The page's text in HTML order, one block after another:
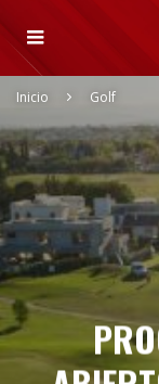
Inicio Golf